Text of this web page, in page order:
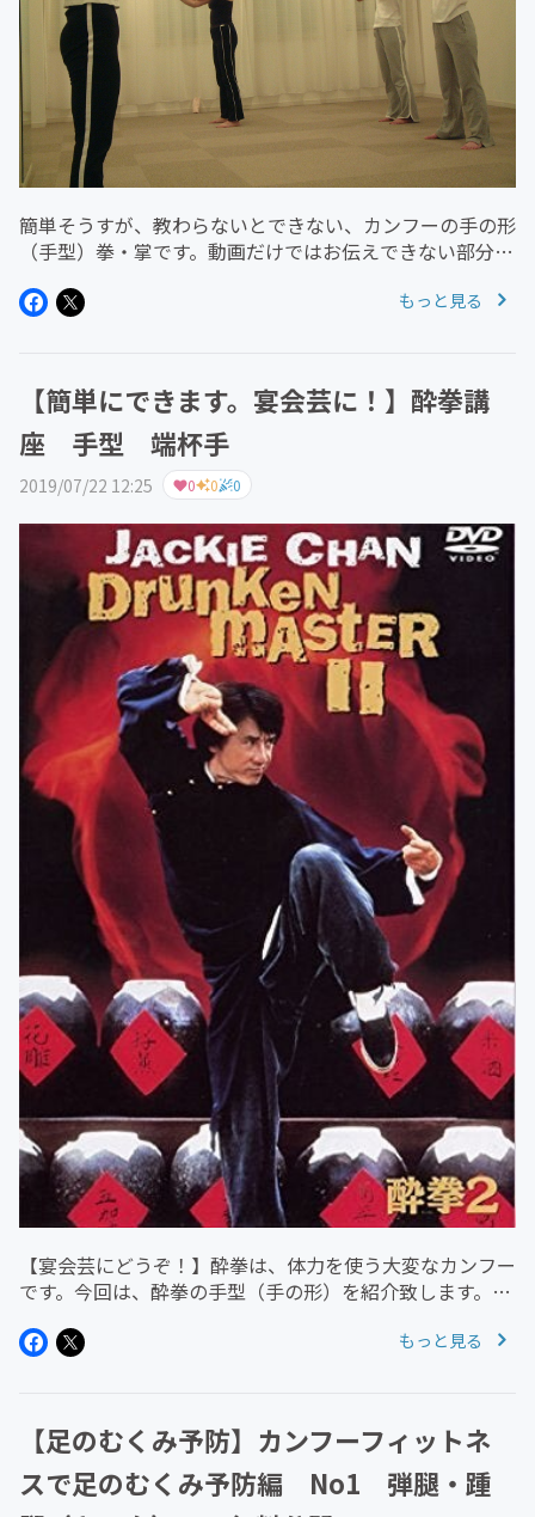
簡単そうすが、教わらないとできない、カンフーの手の形
（手型）拳・掌です。動画だけではお伝えできない部分も
向けのカンフーフィットネスは、運動が苦手でも体が固く
もっと見る
【簡単にできます。宴会芸に！】酔拳講
座 手型 端杯手
2019/07/22 12:25 0 0 0
【宴会芸にどうぞ！】酔拳は、体力を使う大変なカンフー
です。今回は、酔拳の手型（手の形）を紹介致します。手
れば、それなりに酔拳っぽく見えます。ぜひ、試してみて
もっと見る
【足のむくみ予防】カンフーフィットネ
スで足のむくみ予防編 No1 弾腿・踵